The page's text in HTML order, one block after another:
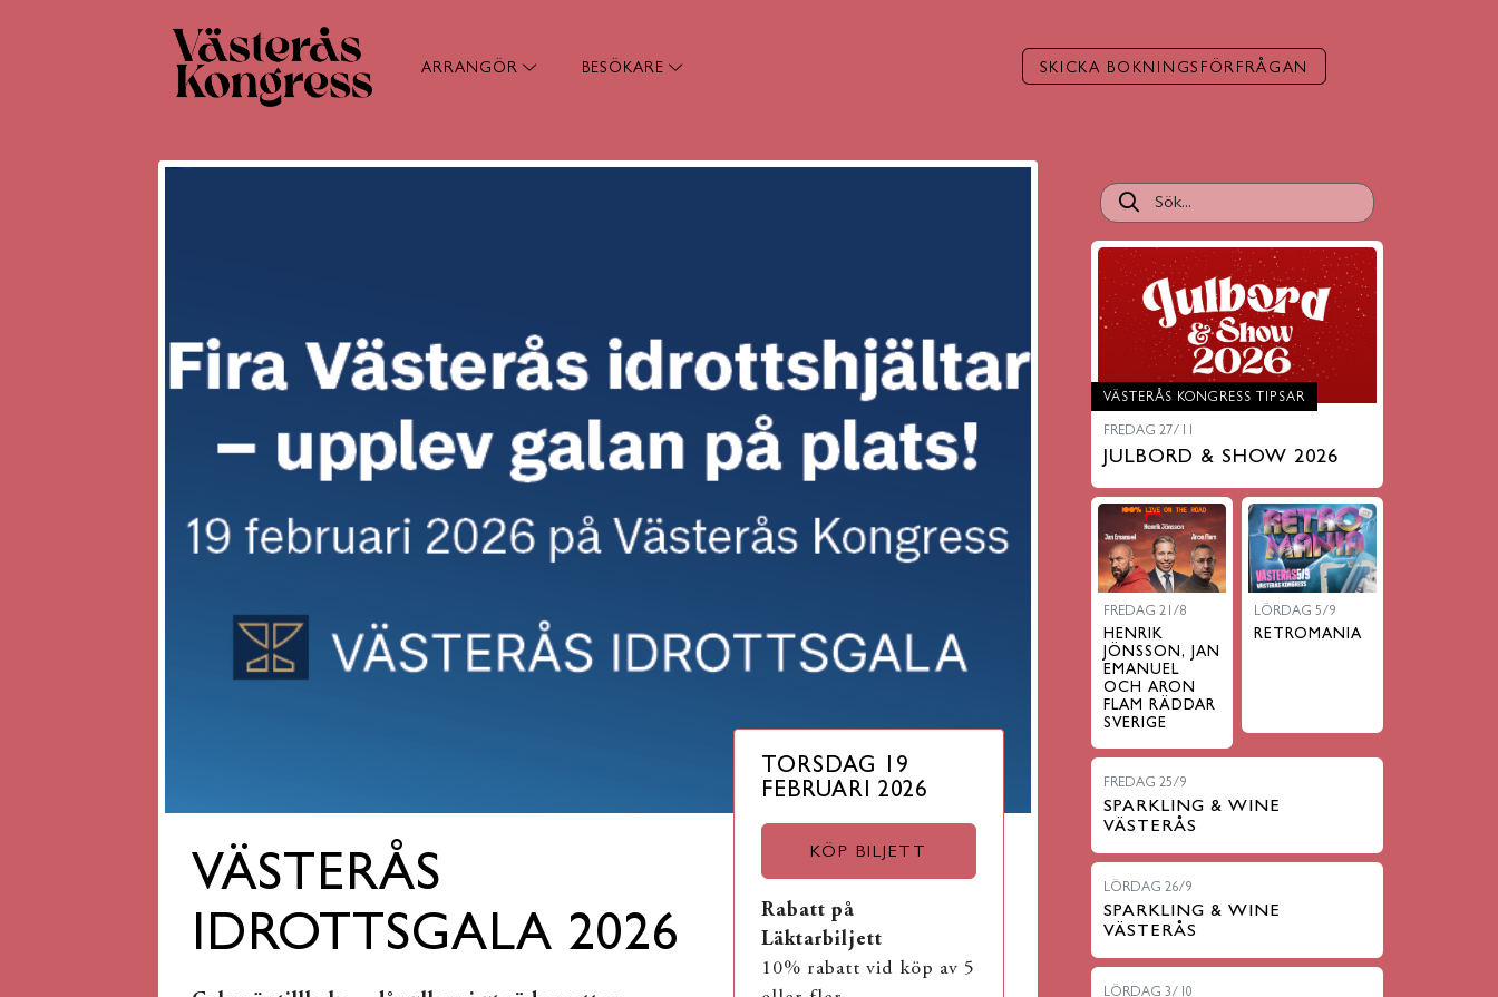
ARRANGÖR BESÖKARE SKICKA BOKNINGSFÖRFRÅGAN
VÄSTERÅS
IDROTTSGALA 2026
TORSDAG 19
FEBRUARI 2026
KÖP BILJETT
Rabatt på
Läktarbiljett
10% rabatt vid köp av 5
VÄSTERÅS KONGRESS TIPSAR
FREDAG 27/11
JULBORD & SHOW 2026
FREDAG 21/8
HENRIK
JÖNSSON, JAN
EMANUEL
OCH ARON
FLAM RÄDDAR
SVERIGE
LÖRDAG 5/9
RETROMANIA
FREDAG 25/9
SPARKLING & WINE
VÄSTERÅS
LÖRDAG 26/9
SPARKLING & WINE
VÄSTERÅS
LÖRDAG 3/10